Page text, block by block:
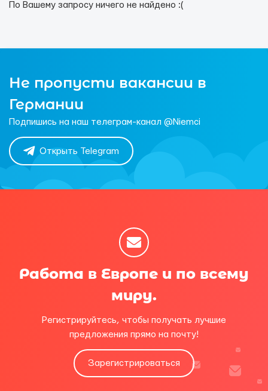
По Вашему запросу ничего не найдено :(
Не пропусти вакансии в
Германии
Подпишись на наш телеграм-канал @Niemci
Открыть Telegram
Работа в Европе и по всему
миру.
Регистрируйтесь, чтобы получать лучшие
предложения прямо на почту!
Зарегистрироваться